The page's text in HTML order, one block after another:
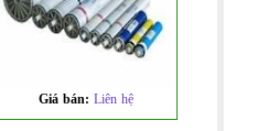
Giá bán: Liên hệ